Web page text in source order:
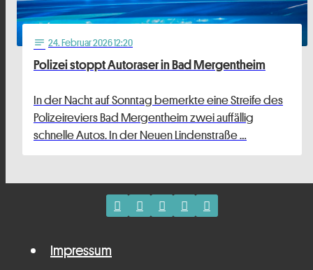
notes 24. Februar 2026 12:20
Polizei stoppt Autoraser in Bad Mergentheim
In der Nacht auf Sonntag bemerkte eine Streife des
Polizeireviers Bad Mergentheim zwei auffällig
schnelle Autos. In der Neuen Lindenstraße …
Impressum